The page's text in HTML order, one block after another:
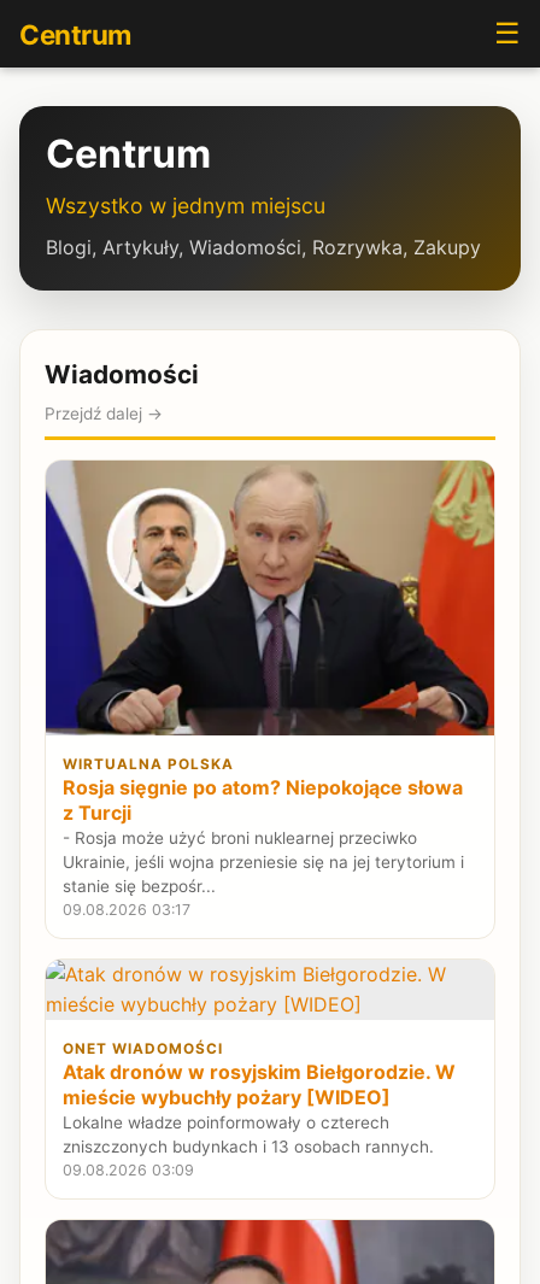
Centrum ☰
Centrum
Wszystko w jednym miejscu
Blogi, Artykuły, Wiadomości, Rozrywka, Zakupy
Wiadomości
Przejdź dalej →
WIRTUALNA POLSKA
Rosja sięgnie po atom? Niepokojące słowa
z Turcji
- Rosja może użyć broni nuklearnej przeciwko
Ukrainie, jeśli wojna przeniesie się na jej terytorium i
stanie się bezpośr...
09.08.2026 03:17
ONET WIADOMOŚCI
Atak dronów w rosyjskim Biełgorodzie. W
mieście wybuchły pożary [WIDEO]
Lokalne władze poinformowały o czterech
zniszczonych budynkach i 13 osobach rannych.
09.08.2026 03:09